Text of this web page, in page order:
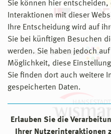
Sie können hier entscheiden,
Interaktionen mit dieser
Ihre Entscheidung wird auf
Sie bei künftigen Besuchen
werden. Sie haben jedoch
Möglichkeit, diese
Sie finden dort auch weitere
gespeicherten Daten.
Erlauben Sie die
Ihrer Nutzerinteraktionen